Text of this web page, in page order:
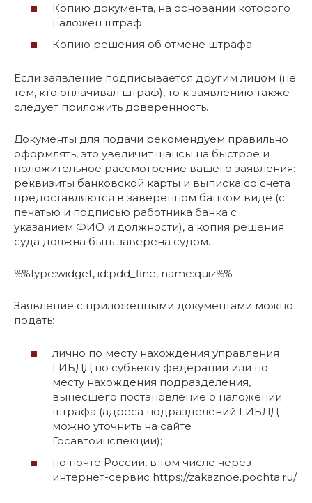
Копию документа, на основании которого
наложен штраф;
Копию решения об отмене штрафа.
Если заявление подписывается другим лицом (не
тем, кто оплачивал штраф), то к заявлению также
следует приложить доверенность.
Документы для подачи рекомендуем правильно
оформлять, это увеличит шансы на быстрое и
положительное рассмотрение вашего заявления:
реквизиты банковской карты и выписка со счета
предоставляются в заверенном банком виде (с
печатью и подписью работника банка с
указанием ФИО и должности), а копия решения
суда должна быть заверена судом.
%%type:widget, id:pdd_fine, name:quiz%%
Заявление с приложенными документами можно
подать:
лично по месту нахождения управления
ГИБДД по субъекту федерации или по
месту нахождения подразделения,
вынесшего постановление о наложении
штрафа (адреса подразделений ГИБДД
можно уточнить на сайте
Госавтоинспекции);
по почте России, в том числе через
интернет-сервис https://zakaznoe.pochta.ru/.